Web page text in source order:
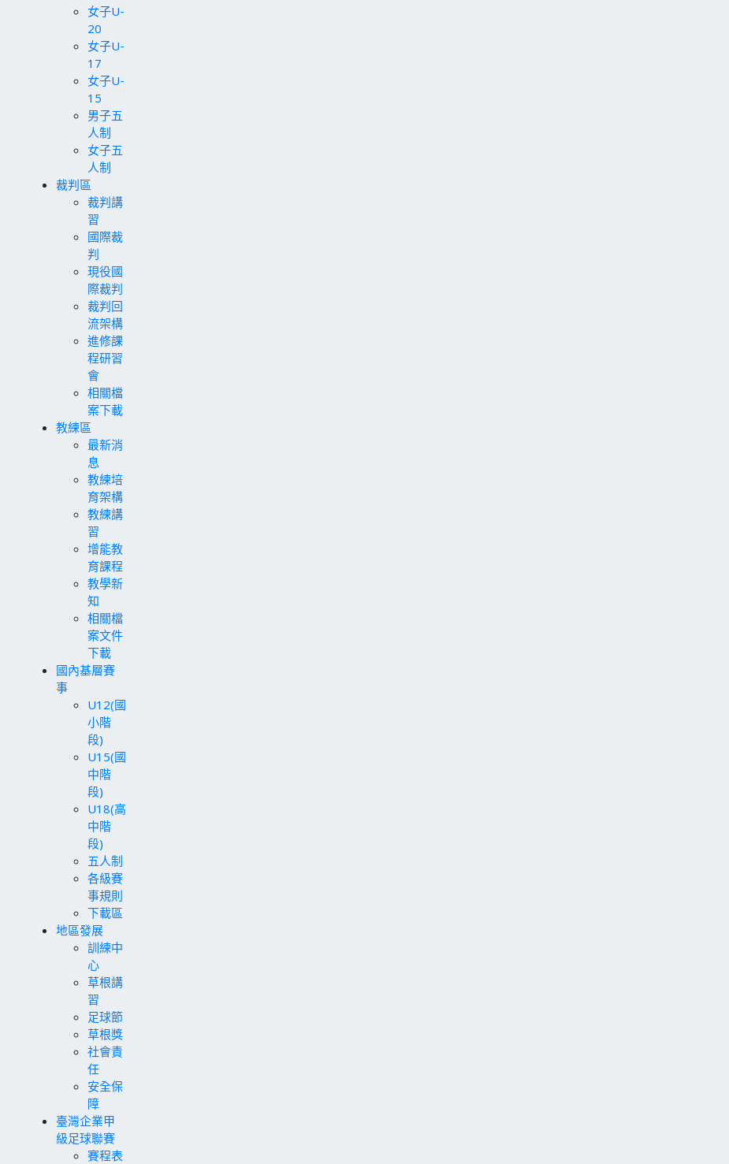
女子U-
20
女子U-
17
女子U-
15
男子五
人制
女子五
人制
裁判區
裁判講
習
國際裁
判
現役國
際裁判
裁判回
流架構
進修課
程研習
會
相關檔
案下載
教練區
最新消
息
教練培
育架構
教練講
習
增能教
育課程
教學新
知
相關檔
案文件
下載
國內基層賽
事
U12(國
小階
段)
U15(國
中階
段)
U18(高
中階
段)
五人制
各級賽
事規則
下載區
地區發展
訓練中
心
草根講
習
足球節
草根獎
社會責
任
安全保
障
臺灣企業甲
級足球聯賽
賽程表